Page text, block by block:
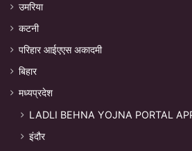
उमरिया
कटनी
परिहार आईएएस अकादमी
बिहार
मध्यप्रदेश
LADLI BEHNA YOJNA PORTAL
इंदौर